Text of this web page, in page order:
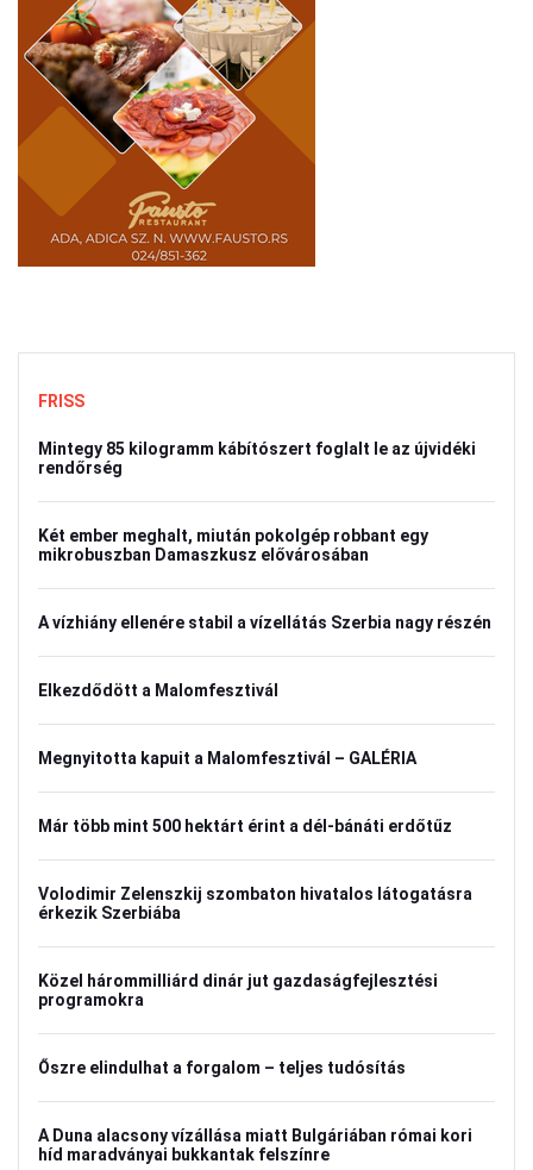
FRISS
Mintegy 85 kilogramm kábítószert foglalt le az újvidéki
rendőrség
Két ember meghalt, miután pokolgép robbant egy
mikrobuszban Damaszkusz elővárosában
A vízhiány ellenére stabil a vízellátás Szerbia nagy részén
Elkezdődött a Malomfesztivál
Megnyitotta kapuit a Malomfesztivál – GALÉRIA
Már több mint 500 hektárt érint a dél-bánáti erdőtűz
Volodimir Zelenszkij szombaton hivatalos látogatásra
érkezik Szerbiába
Közel hárommilliárd dinár jut gazdaságfejlesztési
programokra
Őszre elindulhat a forgalom – teljes tudósítás
A Duna alacsony vízállása miatt Bulgáriában római kori
híd maradványai bukkantak felszínre